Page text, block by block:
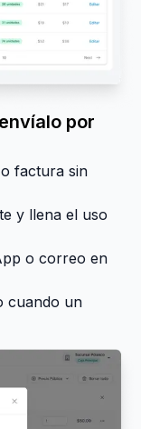
por
factura sin
y llena el uso
o correo en
cuando un